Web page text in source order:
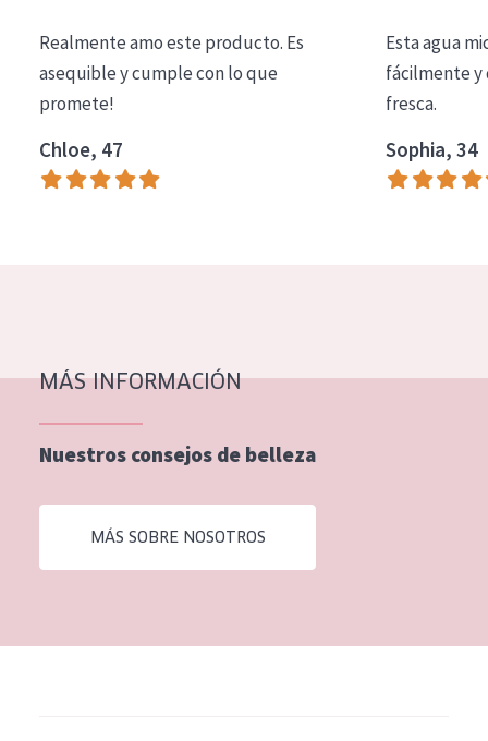
Essentials
Lift+
Expert
Piel madura
Piel menopáusica
EDAD
Realmente amo este producto. Es
asequible y cumple con lo que
promete!
Chloe, 47
Esta agua
fácilmente y
fresca.
Sophia, 34
MÁS INFORMACIÓN
Nuestros consejos de belleza
MÁS SOBRE NOSOTROS